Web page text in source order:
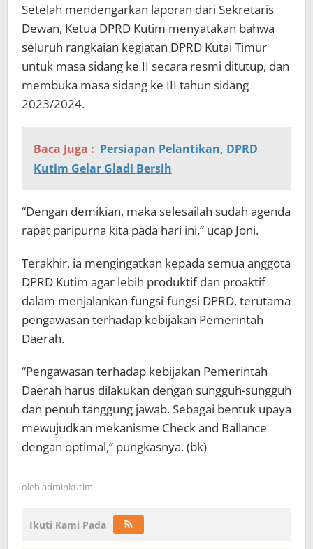
Setelah mendengarkan laporan dari Sekretaris
Dewan, Ketua DPRD Kutim menyatakan bahwa
seluruh rangkaian kegiatan DPRD Kutai Timur
untuk masa sidang ke II secara resmi ditutup, dan
membuka masa sidang ke III tahun sidang
2023/2024.
Baca Juga : Persiapan Pelantikan, DPRD
Kutim Gelar Gladi Bersih
“Dengan demikian, maka selesailah sudah agenda
rapat paripurna kita pada hari ini,” ucap Joni.
Terakhir, ia mengingatkan kepada semua anggota
DPRD Kutim agar lebih produktif dan proaktif
dalam menjalankan fungsi-fungsi DPRD, terutama
pengawasan terhadap kebijakan Pemerintah
Daerah.
“Pengawasan terhadap kebijakan Pemerintah
Daerah harus dilakukan dengan sungguh-sungguh
dan penuh tanggung jawab. Sebagai bentuk upaya
mewujudkan mekanisme Check and Ballance
dengan optimal,” pungkasnya. (bk)
oleh adminkutim
Ikuti Kami Pada